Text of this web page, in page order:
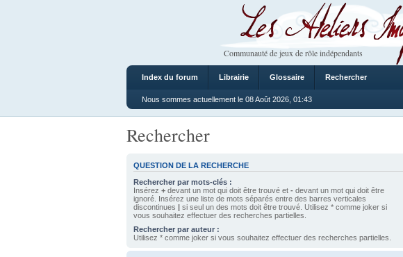
Les Ateliers Imaginaires
Communauté de jeux de rôle indépendants
Index du forum Librairie Glossaire Rechercher
Nous sommes actuellement le 08 Août 2026, 01:43
Rechercher
QUESTION DE LA RECHERCHE
Rechercher par mots-clés :
Insérez + devant un mot qui doit être trouvé et - devant un mot qui doit être
ignoré. Insérez une liste de mots séparés entre des barres verticales
discontinues | si seul un des mots doit être trouvé. Utilisez * comme joker si
vous souhaitez effectuer des recherches partielles.
Rechercher par auteur :
Utilisez * comme joker si vous souhaitez effectuer des recherches partielles.